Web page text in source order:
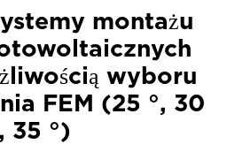
montażu
wyboru
FEM (25 °, 30
35 °)